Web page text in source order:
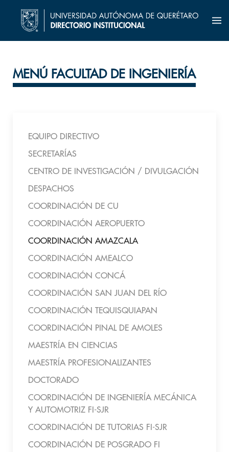
MENÚ FACULTAD DE INGENIERÍA
EQUIPO DIRECTIVO
SECRETARÍAS
CENTRO DE INVESTIGACIÓN / DIVULGACIÓN
DESPACHOS
COORDINACIÓN DE CU
COORDINACIÓN AEROPUERTO
COORDINACIÓN AMAZCALA
COORDINACIÓN AMEALCO
COORDINACIÓN CONCÁ
COORDINACIÓN SAN JUAN DEL RÍO
COORDINACIÓN TEQUISQUIAPAN
COORDINACIÓN PINAL DE AMOLES
MAESTRÍA EN CIENCIAS
MAESTRÍA PROFESIONALIZANTES
DOCTORADO
COORDINACIÓN DE INGENIERÍA MECÁNICA
Y AUTOMOTRIZ FI-SJR
COORDINACIÓN DE TUTORIAS FI-SJR
COORDINACIÓN DE POSGRADO FI